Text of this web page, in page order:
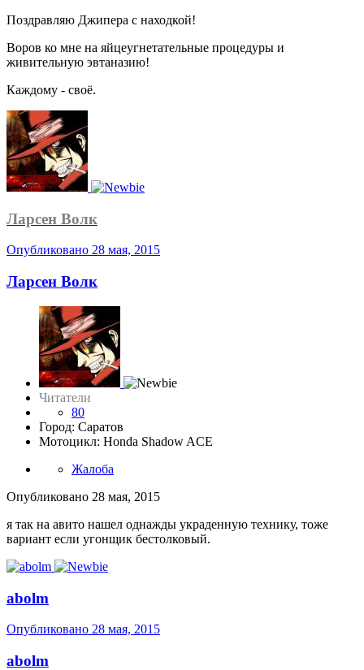
Поздравляю Джипера с находкой!
Воров ко мне на яйцеугнетательные процедуры и
живительную эвтаназию!
Каждому - своё.
Ларсен Волк
Опубликовано 28 мая, 2015
Ларсен Волк
Читатели
80
Город: Саратов
Мотоцикл: Honda Shadow ACE
Жалоба
Опубликовано 28 мая, 2015
я так на авито нашел однажды украденную технику, тоже
вариант если угонщик бестолковый.
abolm
Опубликовано 28 мая, 2015
abolm